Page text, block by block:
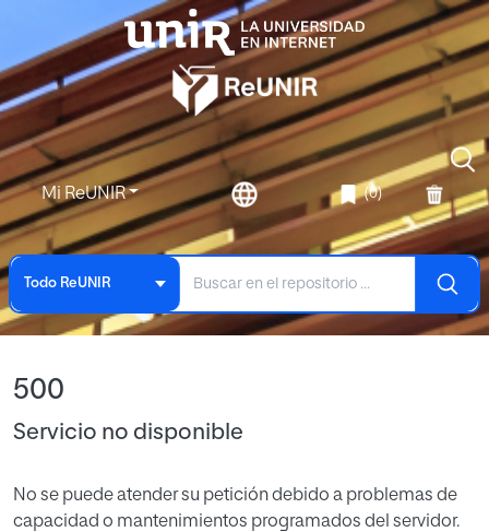
Mi ReUNIR (0)
Todo ReUNIR
500
Servicio no disponible
No se puede atender su petición debido a problemas de
capacidad o mantenimientos programados del servidor.